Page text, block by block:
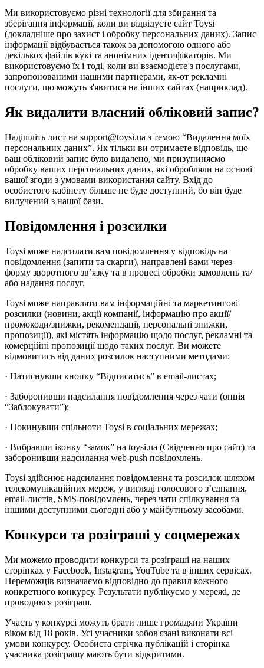
Ми використовуємо різні технології для збирання та
зберігання інформації, коли ви відвідуєте сайт Toysi
(докладніше про захист і обробку персональних даних). Запис
інформації відбувається також за допомогою одного або
декількох файлів кукі та анонімних ідентифікаторів. Ми
використовуємо їх і тоді, коли ви взаємодієте з послугами,
запропонованими нашими партнерами, як-от рекламні
послуги, що можуть з'явитися на інших сайтах (наприклад).
Як видалити власний обліковий запис?
Надішліть лист на support@toysi.ua з темою “Видалення моїх
персональних даних”. Як тільки ви отримаєте відповідь, що
ваш обліковий запис було видалено, ми призупиняємо
обробку ваших персональних даних, які обробляли на основі
вашої згоди з умовами використання сайту. Вхід до
особистого кабінету більше не буде доступний, бо він буде
вилучений з нашої бази.
Повідомлення і розсилки
Toysi може надсилати вам повідомлення у відповідь на
повідомлення (запити та скарги), направлені вами через
форму зворотного зв’язку та в процесі обробки замовлень та/
або надання послуг.
Toysi може направляти вам інформаційні та маркетингові
розсилки (новини, акції компанії, інформацію про акції/
промокоди/знижки, рекомендації, персональні знижки,
пропозиції), які містять інформацію щодо послуг, рекламні та
комерційні пропозиції щодо таких послуг. Ви можете
відмовитись від даних розсилок наступними методами:
· Натиснувши кнопку “Відписатись” в email-листах;
· Заборонивши надсилання повідомлення через чати (опція
“Заблокувати”);
· Покинувши спільноти Toysi в соціальних мережах;
· Вибравши іконку “замок” на toysi.ua (Свідчення про сайт) та
заборонивши надсилання web-push повідомлень.
Toysi здійснює надсилання повідомлення та розсилок шляхом
телекомунікаційних мереж, у вигляді голосового з’єднання,
email-листів, SMS-повідомлень, через чати спілкування та
іншими доступними сьогодні або у майбутньому засобами.
Конкурси та розіграші у соцмережах
Ми можемо проводити конкурси та розіграші на наших
сторінках у Facebook, Instagram, YouTube та в інших сервісах.
Переможців визначаємо відповідно до правил кожного
конкретного конкурсу. Результати публікуємо у мережі, де
проводився розіграш.
Участь у конкурсі можуть брати лише громадяни України
віком від 18 років. Усі учасники зобов'язані виконати всі
умови конкурсу. Особиста стрічка публікацій і сторінка
учасника розіграшу мають бути відкритими.